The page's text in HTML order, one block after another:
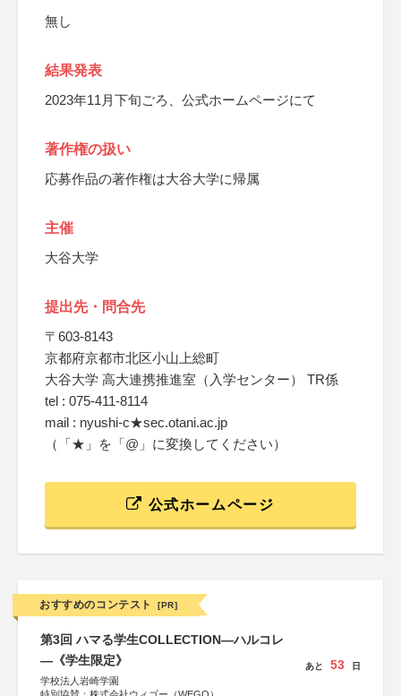
無し
結果発表
2023年11月下旬ごろ、公式ホームページにて
著作権の扱い
応募作品の著作権は大谷大学に帰属
主催
大谷大学
提出先・問合先
〒603-8143
京都府京都市北区小山上総町
大谷大学 高大連携推進室（入学センター） TR係
tel : 075-411-8114
mail : nyushi-c★sec.otani.ac.jp
（「★」を「@」に変換してください）
公式ホームページ
おすすめのコンテスト [PR]
第3回 ハマる学生COLLECTION―ハルコレ
―《学生限定》
学校法人岩崎学園
あと 53 日